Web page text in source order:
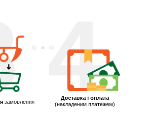
4
замовлення
Доставка і оплата
(накладеним платежем)